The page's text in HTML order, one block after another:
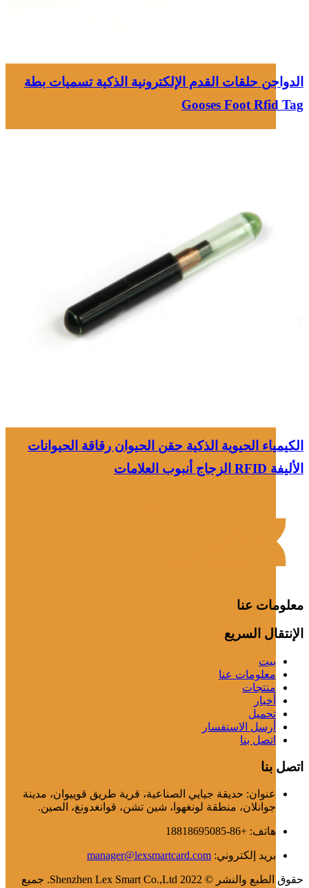
الدواجن حلقات القدم الإلكترونية الذكية تسميات بطة
Gooses Foot Rfid Tag
الكيمياء الحيوية الذكية حقن الحيوان رقاقة الحيوانات
الأليفة RFID الزجاج أنبوب العلامات
معلومات عنا
الإنتقال السريع
بيت
معلومات عنا
منتجات
أخبار
تحميل
أرسل الاستفسار
اتصل بنا
اتصل بنا
عنوان: حديقة جيايي الصناعية، قرية طريق قوييوان، مدينة
جوانلان، منطقة لونغهوا، شين تشن، قوانغدونغ، الصين.
هاتف: +86-18818695085
بريد إلكتروني: manager@lexsmartcard.com
حقوق الطبع والنشر © 2022 Shenzhen Lex Smart Co.,Ltd. جميع